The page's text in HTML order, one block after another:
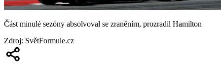
Část minulé sezóny absolvoval se zraněním, prozradil Hamilton
Zdroj: SvětFormule.cz